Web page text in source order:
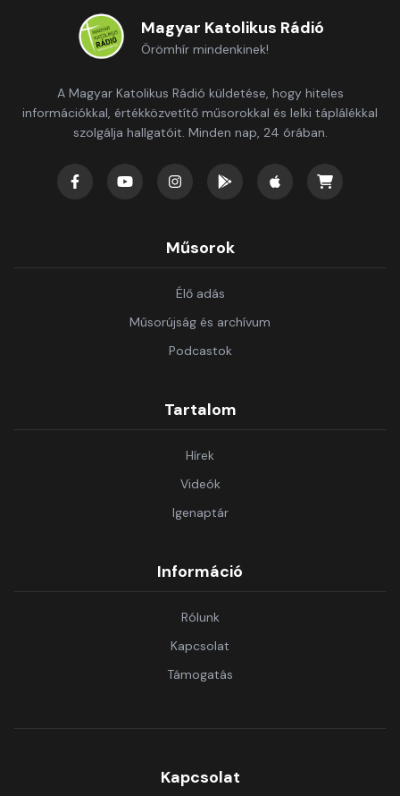
Magyar Katolikus Rádió
Örömhír mindenkinek!
A Magyar Katolikus Rádió küldetése, hogy hiteles
információkkal, értékközvetítő műsorokkal és lelki táplálékkal
szolgálja hallgatóit. Minden nap, 24 órában.
Műsorok
Élő adás
Műsorújság és archívum
Podcastok
Tartalom
Hírek
Videók
Igenaptár
Információ
Rólunk
Kapcsolat
Támogatás
Kapcsolat